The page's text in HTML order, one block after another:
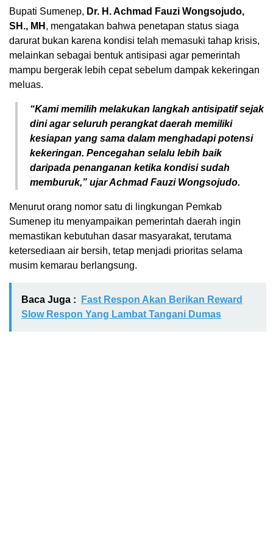
Bupati Sumenep, Dr. H. Achmad Fauzi Wongsojudo,
SH., MH , mengatakan bahwa penetapan status siaga
darurat bukan karena kondisi telah memasuki tahap krisis,
melainkan sebagai bentuk antisipasi agar pemerintah
mampu bergerak lebih cepat sebelum dampak kekeringan
meluas.
“Kami memilih melakukan langkah antisipatif sejak
dini agar seluruh perangkat daerah memiliki
kesiapan yang sama dalam menghadapi potensi
kekeringan. Pencegahan selalu lebih baik
daripada penanganan ketika kondisi sudah
memburuk,” ujar Achmad Fauzi Wongsojudo.
Menurut orang nomor satu di lingkungan Pemkab
Sumenep itu menyampaikan pemerintah daerah ingin
memastikan kebutuhan dasar masyarakat, terutama
ketersediaan air bersih, tetap menjadi prioritas selama
musim kemarau berlangsung.
Baca Juga :
Fast Respon Akan Berikan Reward
Slow Respon Yang Lambat Tangani Dumas